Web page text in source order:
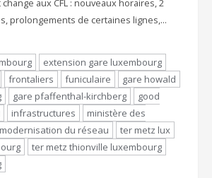
prolongements de certaines lignes,...
extension gare luxembourg
frontaliers funiculaire
gare howald
gare pfaffenthal-kirchberg
good
infrastructures
ministère des
modernisation du réseau
ter metz lux
ter metz thionville luxembourg